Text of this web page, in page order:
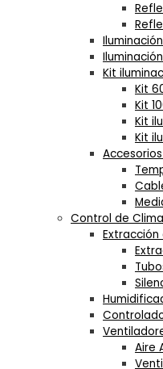
Iluminación
Iluminación
Kit
Kit
Kit
Kit
Kit
Control de Clima
Aire